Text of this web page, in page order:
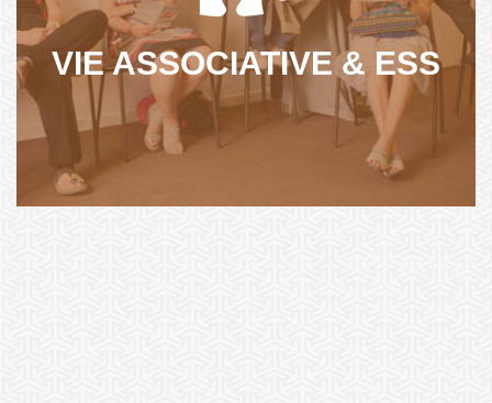
VIE ASSOCIATIVE & ESS
projets que sur la gestion associative...
NOS ACTIONS